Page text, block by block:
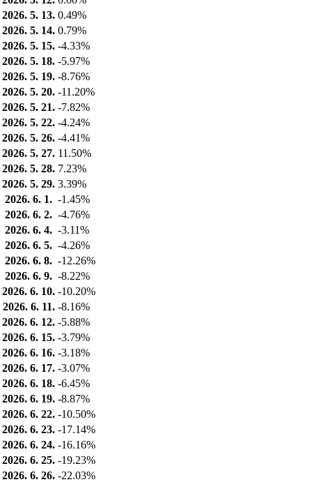
2026. 5. 13. 0.49%
2026. 5. 14. 0.79%
2026. 5. 15. -4.33%
2026. 5. 18. -5.97%
2026. 5. 19. -8.76%
2026. 5. 20. -11.20%
2026. 5. 21. -7.82%
2026. 5. 22. -4.24%
2026. 5. 26. -4.41%
2026. 5. 27. 11.50%
2026. 5. 28. 7.23%
2026. 5. 29. 3.39%
2026. 6. 1. -1.45%
2026. 6. 2. -4.76%
2026. 6. 4. -3.11%
2026. 6. 5. -4.26%
2026. 6. 8. -12.26%
2026. 6. 9. -8.22%
2026. 6. 10. -10.20%
2026. 6. 11. -8.16%
2026. 6. 12. -5.88%
2026. 6. 15. -3.79%
2026. 6. 16. -3.18%
2026. 6. 17. -3.07%
2026. 6. 18. -6.45%
2026. 6. 19. -8.87%
2026. 6. 22. -10.50%
2026. 6. 23. -17.14%
2026. 6. 24. -16.16%
2026. 6. 25. -19.23%
2026. 6. 26. -22.03%